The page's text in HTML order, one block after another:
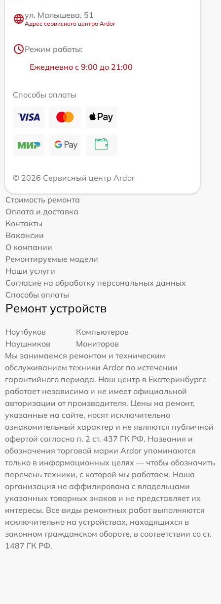
ул. Малышева, 51
Адрес сервисного центра Ardor
Режим работы:
Ежедневно с 9:00 до 21:00
Способы оплаты
© 2026 Сервисный центр Ardor
Стоимость ремонта
Оплата и доставка
Контакты
Вакансии
О компании
Ремонтируемые модели
Наши услуги
Согласие на обработку персональных данных
Способы оплаты
Ремонт устройств
Ноутбуков
Компьютеров
Наушников
Мониторов
Мы занимаемся ремонтом и техническим
обслуживанием техники Ardor по истечении
гарантийного периода. Наш центр в Екатеринбурге
работает независимо и не имеет официальной
авторизации от производителя. Цены на ремонт,
указанные на сайте, носят исключительно
ознакомительный характер и не являются публичной
офертой согласно п. 2 ст. 437 ГК РФ. Названия и
обозначения торговой марки Ardor упоминаются
только в информационных целях — чтобы обозначить
перечень техники, с которой мы работаем. Наша
организация не аффилирована с владельцами
указанных товарных знаков и не представляет их
интересы. Все виды ремонтных работ выполняются
исключительно на устройствах, находящихся в
законном гражданском обороте, в соответствии со ст.
1487 ГК РФ.